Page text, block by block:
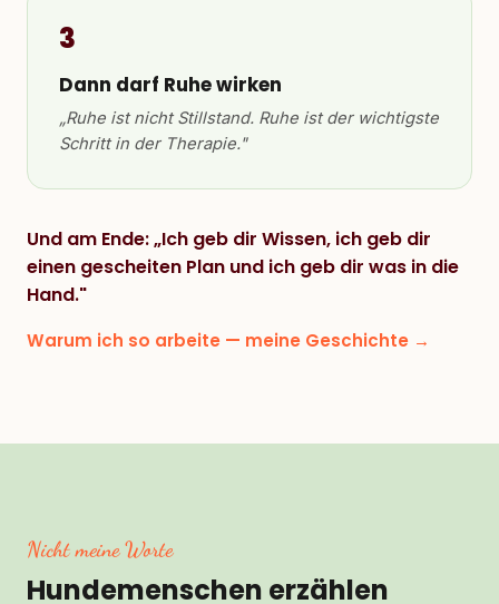
3
Dann darf Ruhe wirken
„Ruhe ist nicht Stillstand. Ruhe ist der wichtigste
Schritt in der Therapie."
Und am Ende: „Ich geb dir Wissen, ich geb dir
einen gescheiten Plan und ich geb dir was in die
Hand."
Warum ich so arbeite — meine Geschichte →
Nicht meine Worte
Hundemenschen erzählen